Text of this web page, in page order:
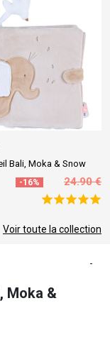
Bali, Moka & Snow
-16% 24.90 €
Voir toute la collection
-
Moka &